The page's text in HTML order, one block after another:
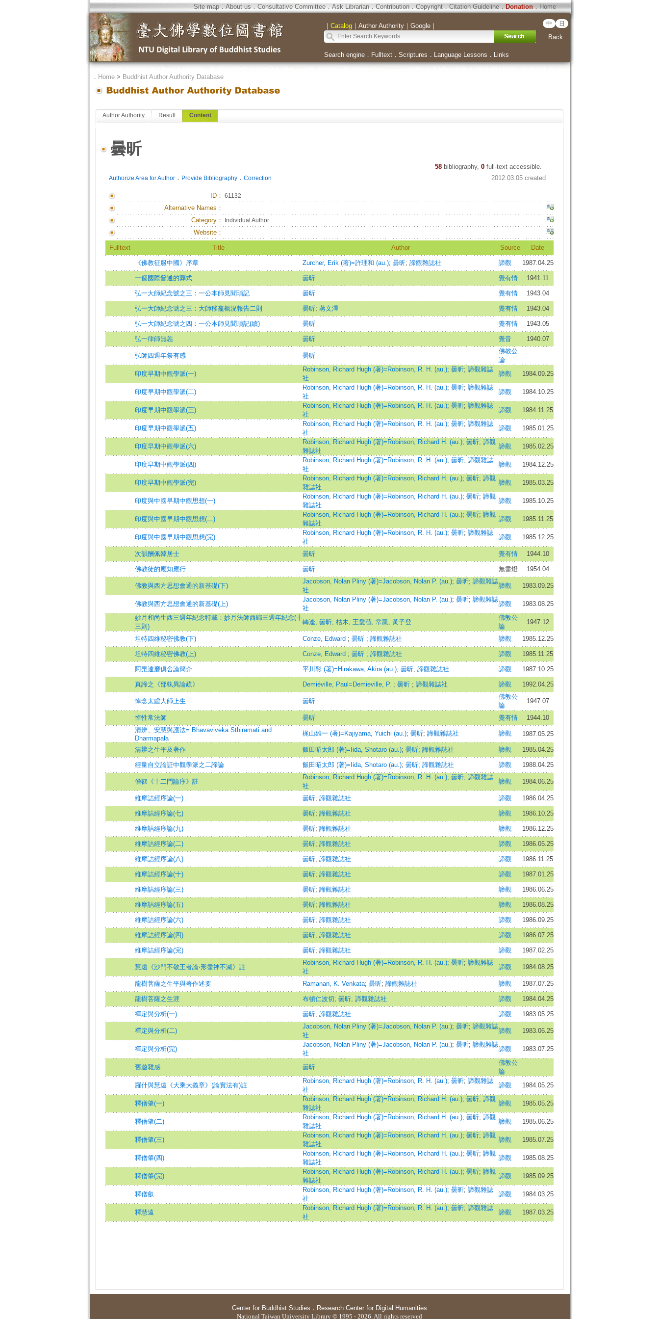
Site map．About us．Consultative Committee．Ask Librarian．Contribution．Copyright．Citation Guideline．Donation．Home
｜ Catalog｜ Author Authority｜ Google｜ 中 日
Back
Search engine． Fulltext． Scriptures ． Language Lessons ． Links
． Home> Buddhist Author Authority Database
Author Authority Result Content
曇昕
58 bibliography, 0full-text accessible.
Authorize Area for Author． Provide Bibliography． Correction 2012.03.05 created
ID： 61132
Alternative Names：
Category：
Individual Author
Website：
Fulltext Title Author Source Date
《佛教征服中國》序章 Zurcher, Erik (著)=許理和 (au.); 曇昕; 諦觀雜誌社 諦觀 1987.04.25
一個國際普通的葬式 曇昕 覺有情 1941.11
弘一大師紀念號之三：一公本師見聞瑣記 曇昕 覺有情 1943.04
弘一大師紀念號之三：大師移龕概況報告二則 曇昕; 蔣文澤 覺有情 1943.04
弘一大師紀念號之四：一公本師見聞瑣記(續) 曇昕 覺有情 1943.05
弘一律師無恙 曇昕 覺音 1940.07
弘師四週年祭有感 曇昕
佛教公
論
印度早期中觀學派(一)
Robinson, Richard Hugh (著)=Robinson, R. H. (au.); 曇昕; 諦觀雜誌
社
諦觀 1984.09.25
印度早期中觀學派(二)
Robinson, Richard Hugh (著)=Robinson, R. H. (au.); 曇昕; 諦觀雜誌
社
諦觀 1984.10.25
印度早期中觀學派(三)
Robinson, Richard Hugh (著)=Robinson, R. H. (au.); 曇昕; 諦觀雜誌
社
諦觀 1984.11.25
印度早期中觀學派(五)
Robinson, Richard Hugh (著)=Robinson, R. H. (au.); 曇昕; 諦觀雜誌
社
諦觀 1985.01.25
印度早期中觀學派(六)
Robinson, Richard Hugh (著)=Robinson, Richard H. (au.); 曇昕; 諦觀
雜誌社
諦觀 1985.02.25
印度早期中觀學派(四)
Robinson, Richard Hugh (著)=Robinson, R. H. (au.); 曇昕; 諦觀雜誌
社
諦觀 1984.12.25
印度早期中觀學派(完)
Robinson, Richard Hugh (著)=Robinson, Richard H. (au.); 曇昕; 諦觀
雜誌社
諦觀 1985.03.25
印度與中國早期中觀思想(一)
Robinson, Richard Hugh (著)=Robinson, Richard H. (au.); 曇昕; 諦觀
雜誌社
諦觀 1985.10.25
印度與中國早期中觀思想(二)
Robinson, Richard Hugh (著)=Robinson, Richard H. (au.); 曇昕; 諦觀
雜誌社
諦觀 1985.11.25
印度與中國早期中觀思想(完)
Robinson, Richard Hugh (著)=Robinson, R. H. (au.); 曇昕; 諦觀雜誌
社
諦觀 1985.12.25
次韻酬佩韓居士 曇昕 覺有情 1944.10
佛教徒的應知應行 曇昕 無盡燈 1954.04
佛教與西方思想會通的新基礎(下)
Jacobson, Nolan Pliny (著)=Jacobson, Nolan P. (au.); 曇昕; 諦觀雜誌
社
諦觀 1983.09.25
佛教與西方思想會通的新基礎(上)
Jacobson, Nolan Pliny (著)=Jacobson, Nolan P. (au.); 曇昕; 諦觀雜誌
社
諦觀
1983.08.25
妙月和尚生西三週年紀念特載：妙月法師西歸三週年紀念(十
三則)
轉逢; 曇昕; 枯木; 王愛苞; 常凱; 黃子登
佛教公
論
1947.12
坦特四維秘密佛教(下) Conze, Edward ; 曇昕 ; 諦觀雜誌社 諦觀 1985.12.25
坦特四維秘密佛教(上) Conze, Edward ; 曇昕 ; 諦觀雜誌社 諦觀 1985.11.25
阿毘達磨俱舍論簡介 平川彰 (著)=Hirakawa, Akira (au.); 曇昕; 諦觀雜誌社 諦觀 1987.10.25
真諦之《部執異論疏》 Demiéville, Paul=Demieville, P. ; 曇昕 ; 諦觀雜誌社 諦觀 1992.04.25
悼念太虛大師上生 曇昕
佛教公
論
1947.07
悼性常法師 曇昕 覺有情
1944.10
清辨、安慧與護法= Bhavaviveka Sthiramati and
Dharmapala
梶山雄一 (著)=Kajiyama, Yuichi (au.); 曇昕; 諦觀雜誌社 諦觀 1987.05.25
清辨之生平及著作 飯田昭太郎 (著)=Iida, Shotaro (au.); 曇昕; 諦觀雜誌社 諦觀 1985.04.25
經量自立論証中觀學派之二諦論 飯田昭太郎 (著)=Iida, Shotaro (au.); 曇昕; 諦觀雜誌社 諦觀 1988.04.25
僧叡《十二門論序》註
Robinson, Richard Hugh (著)=Robinson, R. H. (au.); 曇昕; 諦觀雜誌
社
諦觀 1984.06.25
維摩詰經序論(一) 曇昕; 諦觀雜誌社 諦觀 1986.04.25
維摩詰經序論(七) 曇昕; 諦觀雜誌社 諦觀 1986.10.25
維摩詰經序論(九) 曇昕; 諦觀雜誌社 諦觀 1986.12.25
維摩詰經序論(二) 曇昕; 諦觀雜誌社 諦觀 1986.05.25
維摩詰經序論(八) 曇昕; 諦觀雜誌社 諦觀 1986.11.25
維摩詰經序論(十) 曇昕; 諦觀雜誌社 諦觀 1987.01.25
維摩詰經序論(三) 曇昕; 諦觀雜誌社 諦觀 1986.06.25
維摩詰經序論(五) 曇昕; 諦觀雜誌社 諦觀 1986.08.25
維摩詰經序論(六) 曇昕; 諦觀雜誌社 諦觀 1986.09.25
維摩詰經序論(四) 曇昕; 諦觀雜誌社 諦觀 1986.07.25
維摩詰經序論(完) 曇昕; 諦觀雜誌社 諦觀 1987.02.25
慧遠《沙門不敬王者論‧形盡神不滅》註
Robinson, Richard Hugh (著)=Robinson, R. H. (au.); 曇昕; 諦觀雜誌
社
諦觀 1984.08.25
龍樹菩薩之生平與著作述要 Ramanan, K. Venkata; 曇昕; 諦觀雜誌社 諦觀 1987.07.25
龍樹菩薩之生涯 布頓仁波切; 曇昕; 諦觀雜誌社 諦觀 1984.04.25
禪定與分析(一) 曇昕; 諦觀雜誌社 諦觀 1983.05.25
禪定與分析(二)
Jacobson, Nolan Pliny (著)=Jacobson, Nolan P. (au.); 曇昕; 諦觀雜誌
社
諦觀 1983.06.25
禪定與分析(完)
Jacobson, Nolan Pliny (著)=Jacobson, Nolan P. (au.); 曇昕; 諦觀雜誌
社
諦觀 1983.07.25
舊遊雜感 曇昕
佛教公
論
羅什與慧遠《大乘大義章》(論實法有)註
Robinson, Richard Hugh (著)=Robinson, R. H. (au.); 曇昕; 諦觀雜誌
社
諦觀 1984.05.25
釋僧肇(一)
Robinson, Richard Hugh (著)=Robinson, Richard H. (au.); 曇昕; 諦觀
雜誌社
諦觀 1985.05.25
釋僧肇(二)
Robinson, Richard Hugh (著)=Robinson, Richard H. (au.); 曇昕; 諦觀
雜誌社
諦觀 1985.06.25
釋僧肇(三)
Robinson, Richard Hugh (著)=Robinson, Richard H. (au.); 曇昕; 諦觀
雜誌社
諦觀 1985.07.25
釋僧肇(四)
Robinson, Richard Hugh (著)=Robinson, Richard H. (au.); 曇昕; 諦觀
雜誌社
諦觀 1985.08.25
釋僧肇(完)
Robinson, Richard Hugh (著)=Robinson, Richard H. (au.); 曇昕; 諦觀
雜誌社
諦觀 1985.09.25
釋僧叡
Robinson, Richard Hugh (著)=Robinson, R. H. (au.); 曇昕; 諦觀雜誌
社
諦觀 1984.03.25
釋慧遠
Robinson, Richard Hugh (著)=Robinson, R. H. (au.); 曇昕; 諦觀雜誌
社
諦觀 1987.03.25
Center for Buddhist Studies ． Research Center for Digital Humanities
National Taiwan University Library © 1995 - 2026. All rights reserved